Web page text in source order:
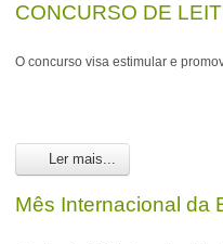
CONCURSO DE
O concurso visa estimular e
Ler mais...
Mês Internacional da